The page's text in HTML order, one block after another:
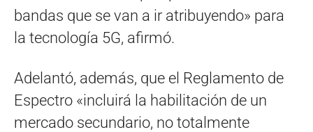
bandas que se van a ir atribuyendo» para
la tecnología 5G, afirmó.
Adelantó, además, que el Reglamento de
Espectro «incluirá la habilitación de un
mercado secundario, no totalmente